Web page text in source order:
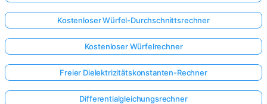
Hier
anmelden!
Kostenloser Würfel-Durchschnittsrechner
Kostenloser Würfelrechner
Freier Dielektrizitätskonstanten-Rechner
Differentialgleichungsrechner